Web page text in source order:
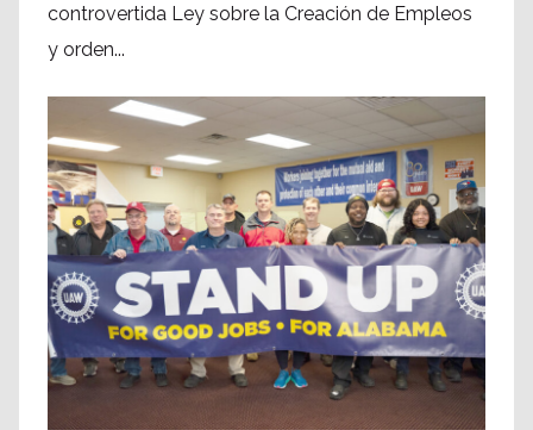
controvertida Ley sobre la Creación de Empleos
y orden...